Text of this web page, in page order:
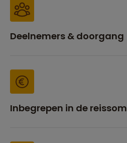
Deelnemers & doorgang
Inbegrepen in de reissom